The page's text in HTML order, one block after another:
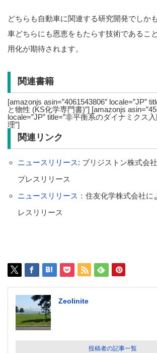
どちらも自動車に関連する研究開発でしか
車どちらにも恩恵をもたらす技術であるこ
用化が期待されます。
関連書籍
[amazonjs asin=”4061543806″ locale=”JP”
と物性 (KS化学専門書)”] [amazonjs
locale=”JP” title=”非平衡系のダイナミクス
理”]
関連リンク
ニュースリリース: ブリジストン株式会
プレスリリース
ニュースリリース ：住友化学株式会社
レスリリース
Zeolinite
投稿者の記事一覧